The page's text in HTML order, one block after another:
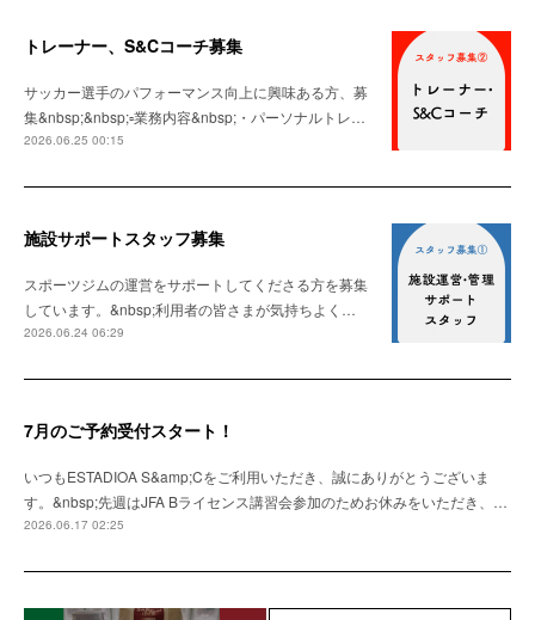
トレーナー、S&Cコーチ募集
サッカー選手のパフォーマンス向上に興味ある方、募
集&nbsp;&nbsp;▫️業務内容&nbsp;・パーソナルトレ…
2026.06.25 00:15
施設サポートスタッフ募集
スポーツジムの運営をサポートしてくださる方を募集
しています。&nbsp;利用者の皆さまが気持ちよく…
2026.06.24 06:29
7月のご予約受付スタート！
いつもESTADIOA S&amp;Cをご利用いただき、誠にありがとうございま
す。&nbsp;先週はJFA Bライセンス講習会参加のためお休みをいただき、…
2026.06.17 02:25